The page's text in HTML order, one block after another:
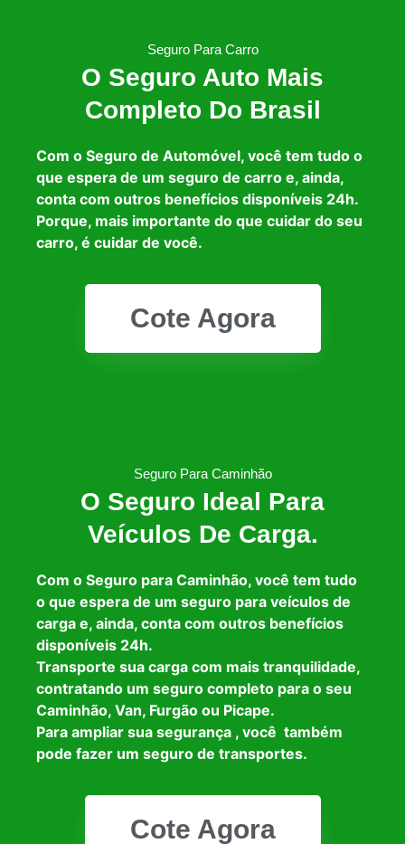
Seguro Para Carro
O Seguro Auto Mais
Completo Do Brasil
Com o Seguro de Automóvel, você tem tudo o
que espera de um seguro de carro e, ainda,
conta com outros benefícios disponíveis 24h.
Porque, mais importante do que cuidar do seu
carro, é cuidar de você.
Cote Agora
Seguro Para Caminhão
O Seguro Ideal Para
Veículos De Carga.
Com o Seguro para Caminhão, você tem tudo
o que espera de um seguro para veículos de
carga e, ainda, conta com outros benefícios
disponíveis 24h.
Transporte sua carga com mais tranquilidade,
contratando um seguro completo para o seu
Caminhão, Van, Furgão ou Picape.
Para ampliar sua segurança , você também
pode fazer um seguro de transportes.
Cote Agora